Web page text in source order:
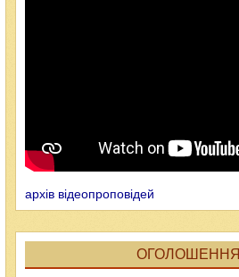
архів відеопроповідей
ОГОЛОШЕННЯ